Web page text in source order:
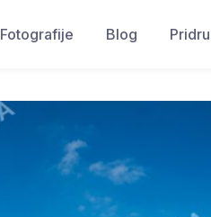
Fotografije Blog